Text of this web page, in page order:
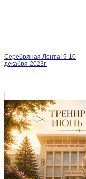
Серебряная Лента! 9-10
декабря 2023г.